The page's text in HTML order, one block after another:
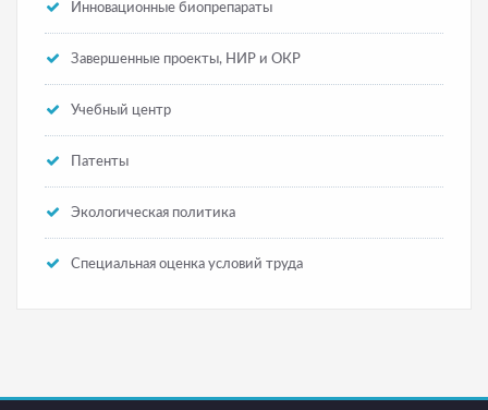
Инновационные биопрепараты
Завершенные проекты, НИР и ОКР
Учебный центр
Патенты
Экологическая политика
Специальная оценка условий труда